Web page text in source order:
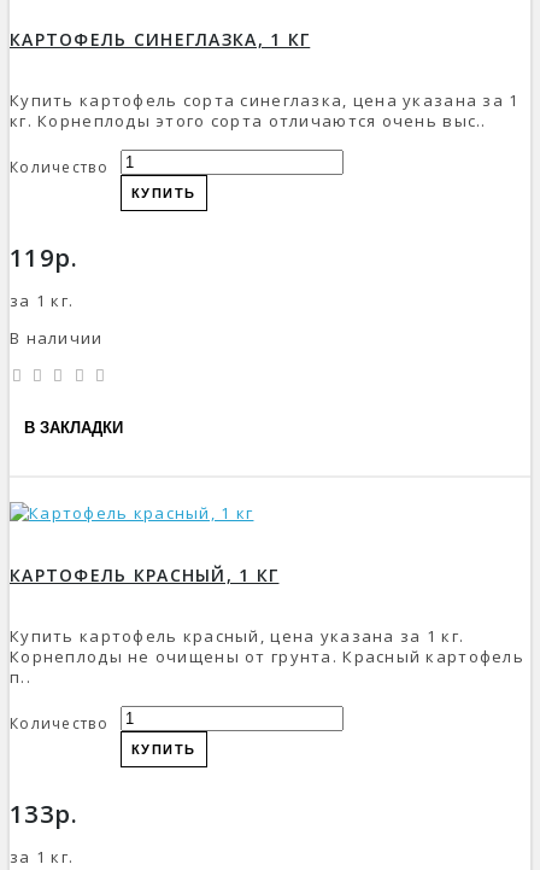
КАРТОФЕЛЬ СИНЕГЛАЗКА, 1 КГ
Купить картофель сорта синеглазка, цена указана за 1
кг. Корнеплоды этого сорта отличаются очень выс..
Количество
КУПИТЬ
119р.
за 1 кг.
В наличии
В ЗАКЛАДКИ
КАРТОФЕЛЬ КРАСНЫЙ, 1 КГ
Купить картофель красный, цена указана за 1 кг.
Корнеплоды не очищены от грунта. Красный картофель
п..
Количество
КУПИТЬ
133р.
за 1 кг.